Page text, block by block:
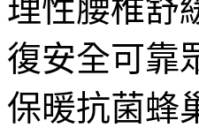
理性腰椎舒
復安全可靠
保暖抗菌蜂